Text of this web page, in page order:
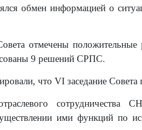
обмен информацией о
отмечены
9 решений СРПС.
что VI заседание
сотрудничества
ими функций по